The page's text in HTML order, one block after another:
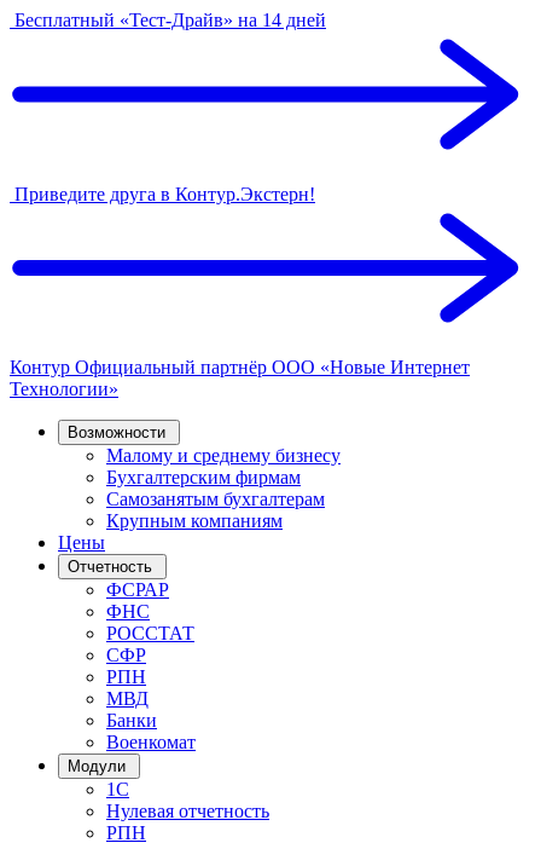
Бесплатный «Тест-Драйв» на 14 дней
Приведите друга в Контур.Экстерн!
Контур Официальный партнёр ООО «Новые Интернет
Технологии»
Возможности
Малому и среднему бизнесу
Бухгалтерским фирмам
Самозанятым бухгалтерам
Крупным компаниям
Цены
Отчетность
ФСРАР
ФНС
РОССТАТ
СФР
РПН
МВД
Банки
Военкомат
Модули
1С
Нулевая отчетность
РПН